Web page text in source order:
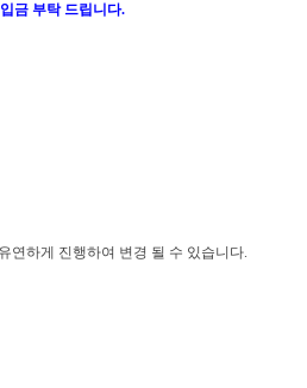
금 부탁 드립니다.
하게 진행하여 변경 될 수 있습니다.